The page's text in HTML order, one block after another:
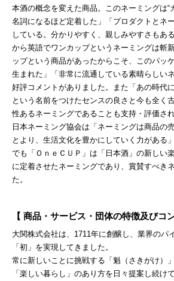
本酒の概念を変えた商品。このネーミングは“
名詞になるほど定着した」「プロダクトとネ
している。分かりやすく、親しみやすさもあ
から英語でワンカップというネーミングは斬
ップという商品があったからこそ、このパッ
生まれた」「非常に流通している素晴らしい
好評コメントがありました。また「あの時代
という名前をつけたセンスの良さと今も全く
性あるネーミングであることも支持・評価さ
日本ネーミング協会は「ネーミングは商品の
とより、生活文化を豊かにしていく力がある
でも「ＯｎｅＣＵＰ」は「日本酒」の新しい
に定着させたネーミングであり、賞賛すべき
た。
【 商品・サービス・団体の特徴及びコ
大関株式会社は、1711年に創醸し、業界のパ
「初」を実現してきました。
常に新しいことに挑戦する「魁（さきがけ）
「楽しい暮らし」のあり方を日々提案し続け